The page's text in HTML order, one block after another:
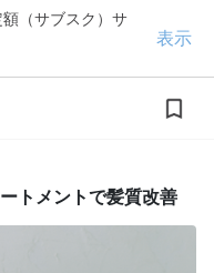
（サブスク）サ
表示
トメントで髪質改善